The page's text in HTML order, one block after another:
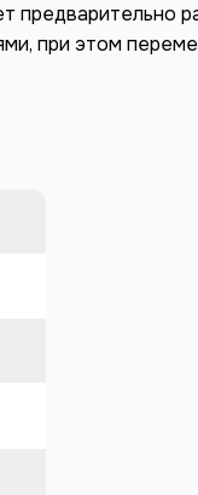
предварительно
при этом